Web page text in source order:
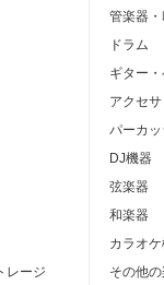
レージ
管楽器
ドラム
ギター・
アクセ
パーカ
DJ機器
弦楽器
和楽器
カラオ
その他